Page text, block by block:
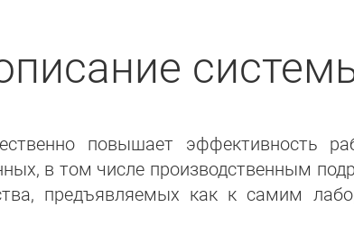
повышает эффективность
в том числе производственным
предъявляемых как к самим